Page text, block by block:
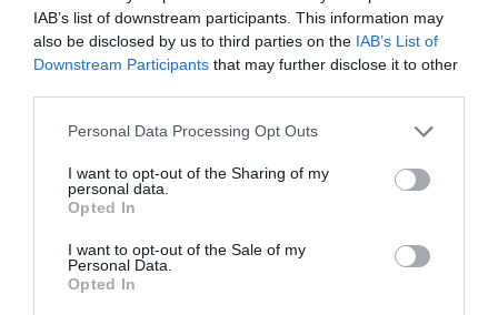
IAB’s list of downstream participants. This information may
also be disclosed by us to third parties on the IAB’s List of
Downstream Participants that may further disclose it to other
Please note that this website/app uses one or more Google
not limited to your visit or usage behaviour. You may click to
grant or deny consent to Google and its third-party tags to
use your data for below specified purposes in below Google
consent section.
Personal Data Processing Opt Outs
I want to opt-out of the Sharing of my
personal data.
Opted In
I want to opt-out of the Sale of my
Personal Data.
Opted In
miért?
A gyorséttermek titka: így növelhető a vásárlás
értéke
Nekik árthatnak a legtöbbet az ultrafeldolgozott
élelmiszerek
mcdonald's gyorsétterem